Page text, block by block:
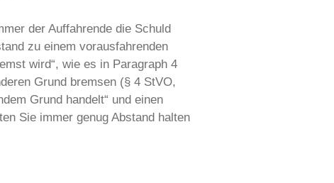
der Auffahrende die Schuld
zu einem vorausfahrenden
wird“, wie es in Paragraph 4
Grund bremsen (§ 4 StVO,
Grund handelt“ und einen
Sie immer genug Abstand halten